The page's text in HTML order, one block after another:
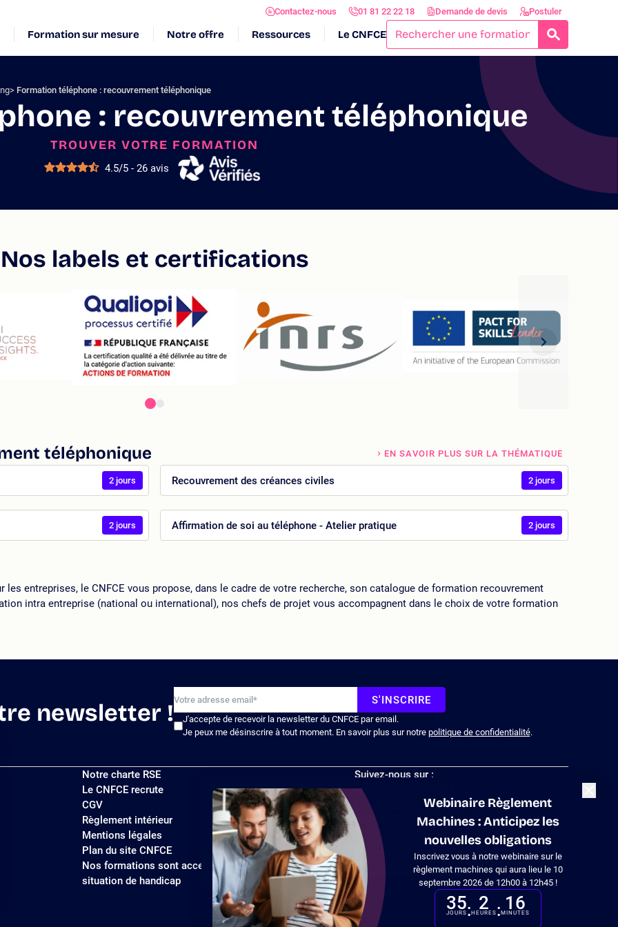
Contactez-nous 01 81 22 22 18 Demande de devis Postuler
Formation sur mesure Notre offre Ressources Le CNFCE
Formation téléphone : recouvrement téléphonique
: recouvrement téléphonique
TROUVER VOTRE FORMATION
4.5/5 - 26 avis
Nos labels et certifications
téléphonique EN SAVOIR PLUS SUR LA THÉMATIQUE
2 jours
2 jours
Recouvrement des créances civiles 2 jours
Affirmation de soi au téléphone - Atelier pratique 2 jours
entreprises, le CNFCE vous propose, dans le cadre de votre recherche, son catalogue de formation recouvrement
intra entreprise (national ou international), nos chefs de projet vous accompagnent dans le choix de votre formation
newsletter ! S'INSCRIRE
J'accepte de recevoir la newsletter du CNFCE par email.
Je peux me désinscrire à tout moment. En savoir plus sur notre politique de confidentialité.
Notre charte RSE
Le CNFCE recrute
CGV
Règlement intérieur
Mentions légales
Plan du site CNFCE
Nos formations sont accessibles aux personnes en
situation de handicap
Suivez-nous sur :
Formations pour les entreprises
Webinaire Règlement
Machines : Anticipez les
nouvelles obligations
Inscrivez vous à notre webinaire sur le
règlement machines qui aura lieu le 10
septembre 2026 de 12h00 à 12h45 !
35
JOURS : 2
HEURES : 16
MINUTES